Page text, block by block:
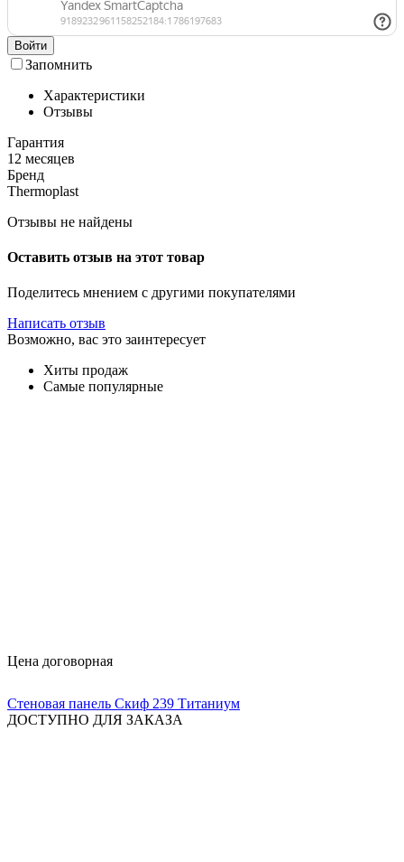
Войти
Запомнить
Характеристики
Отзывы
Гарантия
12 месяцев
Бренд
Thermoplast
Отзывы не найдены
Оставить отзыв на этот товар
Поделитесь мнением с другими покупателями
Написать отзыв
Возможно, вас это заинтересует
Хиты продаж
Самые популярные
Цена договорная
Стеновая панель Скиф 239 Титаниум
ДОСТУПНО ДЛЯ ЗАКАЗА